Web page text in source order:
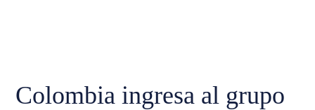
Colombia ingresa al grupo